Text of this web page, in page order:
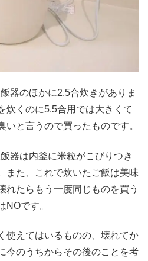
器のほかに2.5合炊きがありま
炊くのに5.5合用では大きくて
いと言うので買ったものです。
器は内釜に米粒がこびりつき
また、これで炊いたご飯は美味
れたらもう一度同じものを買う
NOです。
使えてはいるものの、壊れてか
今のうちからその後のことを考